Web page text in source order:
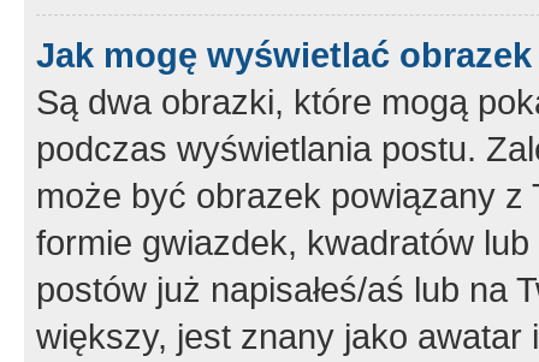
Jak mogę wyświetlać
Są dwa obrazki, które mogą
podczas wyświetlania postu.
może być obrazek powiązany z
formie gwiazdek, kwadratów
postów już napisałeś/aś lub na
większy, jest znany jako